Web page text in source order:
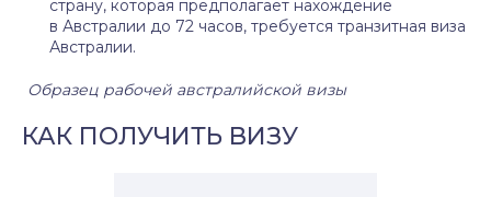
страну, которая предполагает нахождение
в Австралии до 72 часов, требуется транзитная виза
Австралии.
Образец рабочей австралийской визы
КАК ПОЛУЧИТЬ ВИЗУ